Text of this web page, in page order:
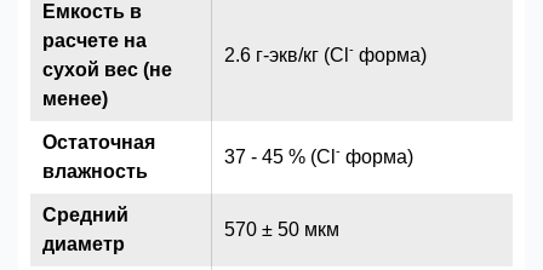
2.6 г-экв/кг (Cl - форма)
37 - 45 % (Cl - форма)
570 ± 50 мкм
Емкость в
расчете на
сухой вес (не
менее)
Остаточная
влажность
Средний
диаметр